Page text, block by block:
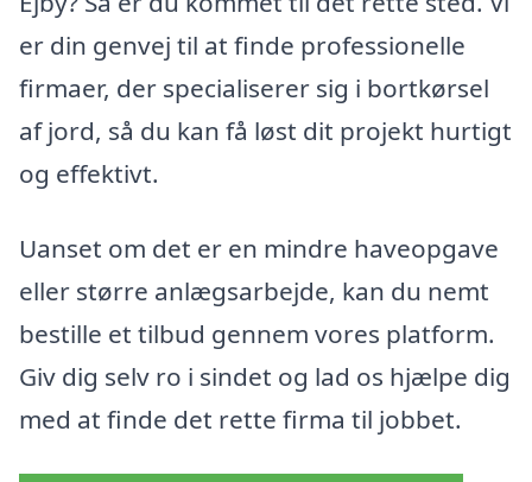
er din genvej til at finde professionelle
firmaer, der specialiserer sig i bortkørsel
af jord, så du kan få løst dit projekt hurtigt
og effektivt.
Uanset om det er en mindre haveopgave
eller større anlægsarbejde, kan du nemt
bestille et tilbud gennem vores platform.
Giv dig selv ro i sindet og lad os hjælpe dig
med at finde det rette firma til jobbet.